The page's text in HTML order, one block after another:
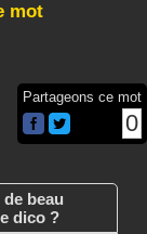
mot
Partageons ce mot
0
beau
dico ?